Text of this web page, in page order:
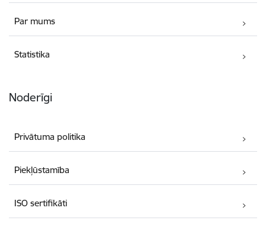
Par mums
Statistika
Noderīgi
Privātuma politika
Piekļūstamība
ISO sertifikāti